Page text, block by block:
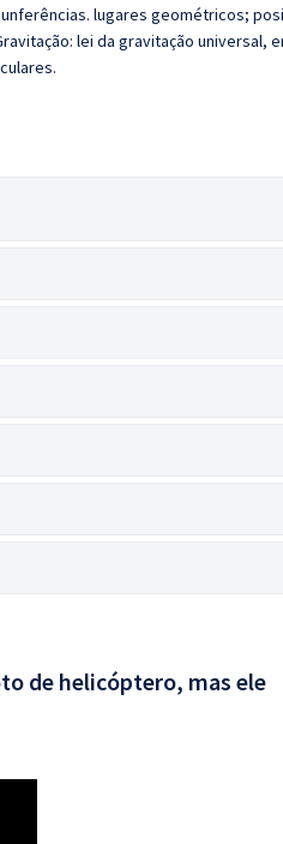
lugares geométricos;
lei da gravitação universal,
de helicóptero, mas ele